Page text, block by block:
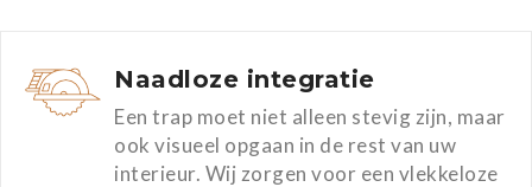
Naadloze integratie
Een trap moet niet alleen stevig zijn, maar
ook visueel opgaan in de rest van uw
interieur. Wij zorgen voor een vlekkeloze